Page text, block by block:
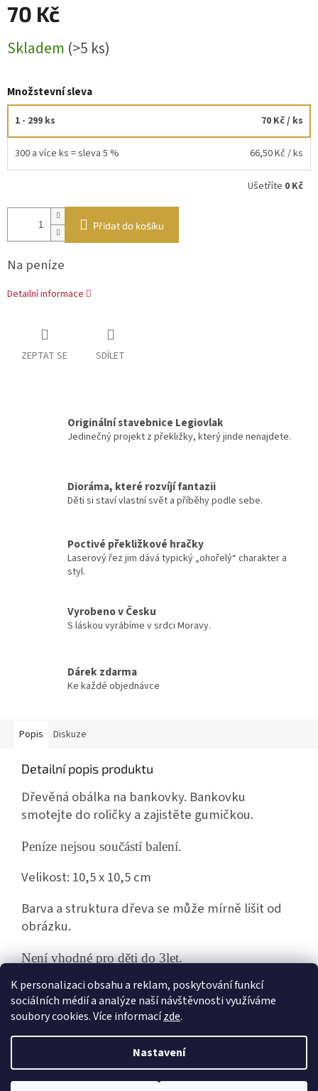
K personalizaci obsahu a reklam, poskytování funkcí
sociálních médií a analýze naší návštěvnosti využíváme
soubory cookies. Více informacízde.
Nastavení
V době od 27.7. - 7.8. 2026 bude prodejna uzavřena z důvodu dovolené.
70 Kč
cena:
Skladem (>5 ks)
Množstevní sleva
1 - 299 ks 70 Kč/ ks
300 a více ks = sleva 5 % 66,50 Kč / ks
Ušetříte 0 Kč
Přidat do košíku
Na peníze
Detailní informace
ZEPTAT SE SDÍLET
Originální stavebnice Legiovlak
Jedinečný projekt z překližky, který jinde nenajdete.
Dioráma, které rozvíjí fantazii
Děti si staví vlastní svět a příběhy podle sebe.
Poctivé překližkové hračky
Laserový řez jim dává typický „ohořelý“ charakter a
styl.
Vyrobeno v Česku
S láskou vyrábíme v srdci Moravy.
Dárek zdarma
Ke každé objednávce
Popis Diskuze
Detailní popis produktu
Dřevěná obálka na bankovky. Bankovku
smotejte do roličky a zajistěte gumičkou.
Peníze nejsou součástí balení.
Velikost: 10,5 x 10,5 cm
Barva a struktura dřeva se může mírně lišit od
obrázku.
Není vhodné pro děti do 3let.
Copyright 2026AB model. Všechna práva vyhrazena.Upravit